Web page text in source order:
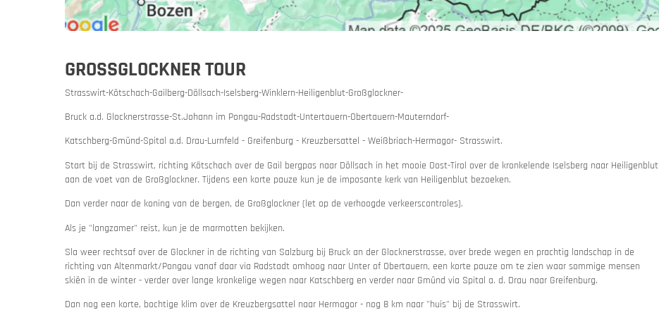
Kwaliteitsbelofte
Motor Routeplanner
Een motor huren
Vakantiebonnen
GROSSGLOCKNER TOUR
Strasswirt-Kötschach-Gailberg-Döllsach-Iselsberg-Winklern-Heiligenblut-Großglockner-
Bruck a.d. Glocknerstrasse-St.Johann im Pongau-Radstadt-Untertauern-Obertauern-Mauterndorf-
Katschberg-Gmünd-Spital a.d. Drau-Lurnfeld - Greifenburg - Kreuzbersattel - Weißbriach-Hermagor- Strasswirt.
Start bij de Strasswirt, richting Kötschach over de Gail bergpas naar Döllsach in het mooie Oost-Tirol over de kronkelende Iselsberg naar Heiligenblut
aan de voet van de Großglockner. Tijdens een korte pauze kun je de imposante kerk van Heiligenblut bezoeken.
Dan verder naar de koning van de bergen, de Großglockner (let op de verhoogde verkeerscontroles).
Als je "langzamer" reist, kun je de marmotten bekijken.
Sla weer rechtsaf over de Glockner in de richting van Salzburg bij Bruck an der Glocknerstrasse, over brede wegen en prachtig landschap in de
richting van Altenmarkt/Pongau vanaf daar via Radstadt omhoog naar Unter of Obertauern, een korte pauze om te zien waar sommige mensen
skiën in de winter - verder over lange kronkelige wegen naar Katschberg en verder naar Gmünd via Spital a. d. Drau naar Greifenburg.
Dan nog een korte, bochtige klim over de Kreuzbergsattel naar Hermagor - nog 8 km naar "huis" bij de Strasswirt.